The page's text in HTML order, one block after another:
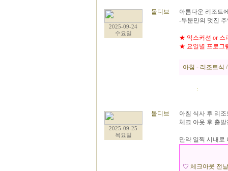
2025-09-24
수요일
몰디브
아름다운 리조트
-두분만의 멋진
★ 익스커션 or 스
★ 요일별 프로그
아침 - 리조트식
:
2025-09-25
목요일
몰디브
아침 식사 후 리조
체크 아웃 후 출
만약 일찍 시내로
♡ 체크아웃 전